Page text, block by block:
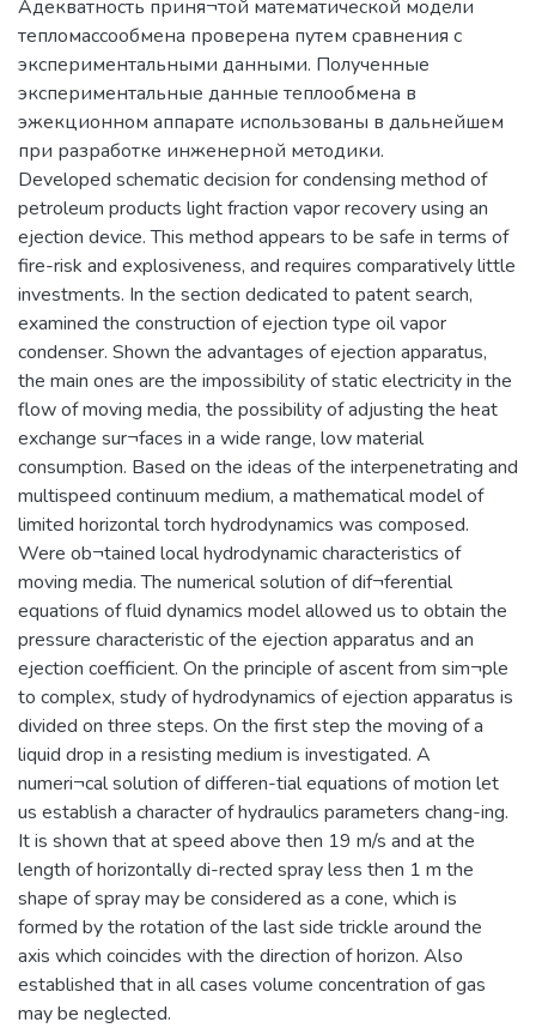
Адекватность приня¬той математической модели
тепломассообмена проверена путем сравнения с
экспериментальными данными. Полученные
экспериментальные данные теплообмена в
эжекционном аппарате использованы в дальнейшем
при разработке инженерной методики.
Developed schematic decision for condensing method of
petroleum products light fraction vapor recovery using an
ejection device. This method appears to be safe in terms of
fire-risk and explosiveness, and requires comparatively little
investments. In the section dedicated to patent search,
examined the construction of ejection type oil vapor
condenser. Shown the advantages of ejection apparatus,
the main ones are the impossibility of static electricity in the
flow of moving media, the possibility of adjusting the heat
exchange sur¬faces in a wide range, low material
consumption. Based on the ideas of the interpenetrating and
multispeed continuum medium, a mathematical model of
limited horizontal torch hydrodynamics was composed.
Were ob¬tained local hydrodynamic characteristics of
moving media. The numerical solution of dif¬ferential
equations of fluid dynamics model allowed us to obtain the
pressure characteristic of the ejection apparatus and an
ejection coefficient. On the principle of ascent from sim¬ple
to complex, study of hydrodynamics of ejection apparatus is
divided on three steps. On the first step the moving of a
liquid drop in a resisting medium is investigated. A
numeri¬cal solution of differen-tial equations of motion let
us establish a character of hydraulics parameters chang-ing.
It is shown that at speed above then 19 m/s and at the
length of horizontally di-rected spray less then 1 m the
shape of spray may be considered as a cone, which is
formed by the rotation of the last side trickle around the
axis which coincides with the direction of horizon. Also
established that in all cases volume concentration of gas
may be neglected.